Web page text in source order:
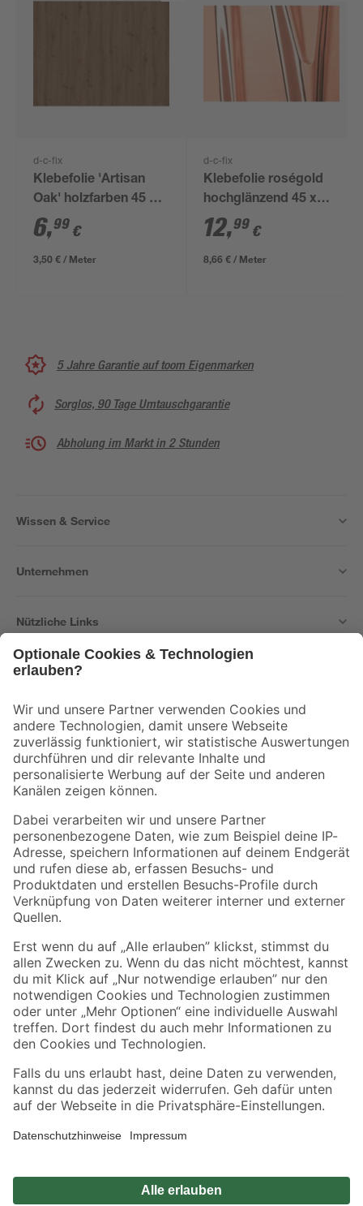
d-c-fix
Klebefolie 'Artisan
Oak' holzfarben 45 x
200 cm
6,99 €
3,50 € / Meter
d-c-fix
Klebefolie roségold
hochglänzend 45 x
150 cm
12,99 €
8,66 € / Meter
5 Jahre Garantie auf toom Eigenmarken
Sorglos, 90 Tage Umtauschgarantie
Abholung im Markt in 2 Stunden
Wissen & Service
Unternehmen
Nützliche Links
Der toom Newsletter: Keine Angebote und Aktionen mehr verpassen!
Zur Newsletter Anmeldung
Folge uns
Zahlungsarten Versandarten
Sicher einkaufen
Jetzt die toom-App herunterladen
Alle Preisangaben in EUR inkl. gesetzl. MwSt.. Die dargestellten Angebote sind unter
Umständen nicht in allen Märkten verfügbar. Die angegebenen Verfügbarkeiten beziehen
Produkte nur solange der Vorrat reicht.
*Paketversand ab 59 € versandkostenfrei, gilt nicht für Artikel mit Speditionsversand, hier
Privatsphäre Impressum